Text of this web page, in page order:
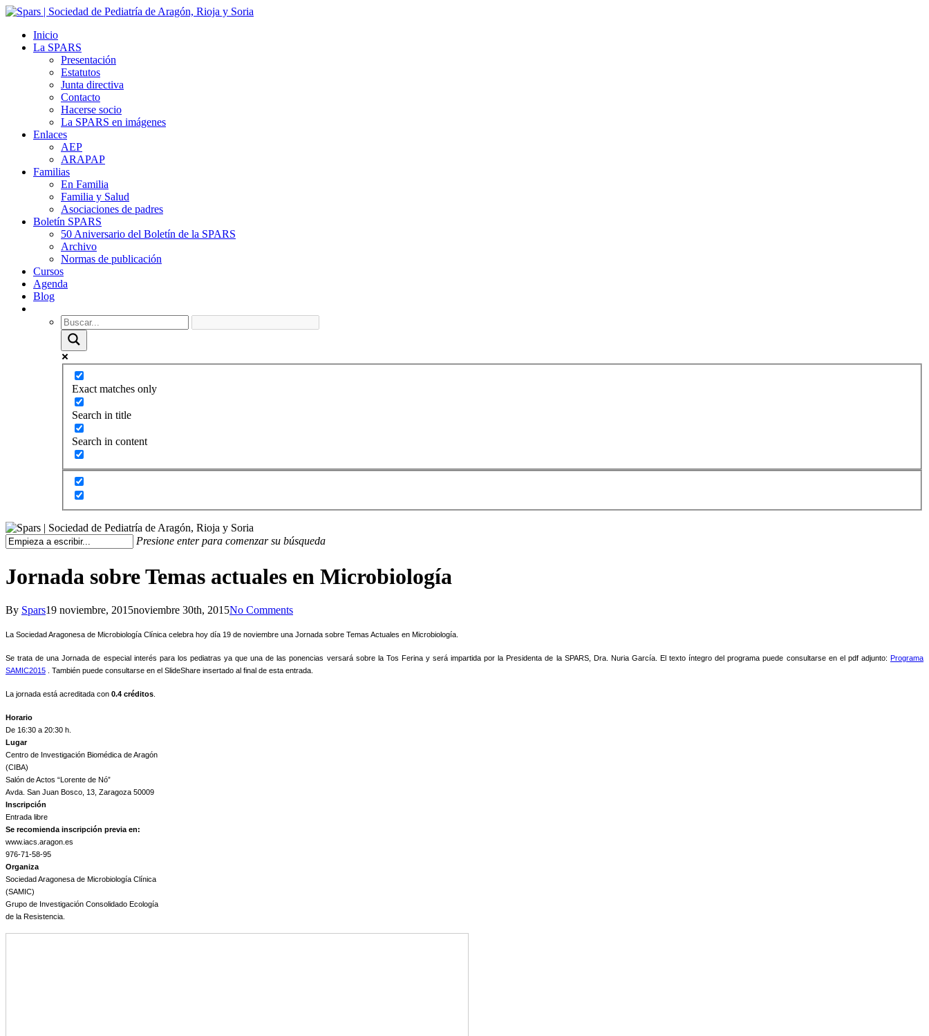
Inicio
La SPARS
Presentación
Estatutos
Junta directiva
Contacto
Hacerse socio
La SPARS en imágenes
Enlaces
AEP
ARAPAP
Familias
En Familia
Familia y Salud
Asociaciones de padres
Boletín SPARS
50 Aniversario del Boletín de la SPARS
Archivo
Normas de publicación
Cursos
Agenda
Blog
Exact matches only
Search in title
Search in content
Presione enter para comenzar su búsqueda
Jornada sobre Temas actuales en Microbiología
By Spars19 noviembre, 2015noviembre 30th, 2015No Comments
La Sociedad Aragonesa de Microbiología Clínica celebra hoy día 19 de noviembre una Jornada sobre Temas Actuales en Microbiología.
Se trata de una Jornada de especial interés para los pediatras ya que una de las ponencias versará sobre la Tos Ferina y será impartida por la Presidenta de la SPARS, Dra. Nuria García. El texto íntegro del programa puede consultarse en el pdf adjunto: Programa
SAMIC2015 . También puede consultarse en el SlideShare insertado al final de esta entrada.
La jornada está acreditada con 0.4 créditos
Horario
De 16:30 a 20:30 h.
Lugar
Centro de Investigación Biomédica de Aragón
(CIBA)
Salón de Actos “Lorente de Nó”
Avda. San Juan Bosco, 13, Zaragoza 50009
Inscripción
Entrada libre
Se recomienda inscripción previa en:
www.iacs.aragon.es
976-71-58-95
Organiza
Sociedad Aragonesa de Microbiología Clínica
(SAMIC)
Grupo de Investigación Consolidado Ecología
de la Resistencia.